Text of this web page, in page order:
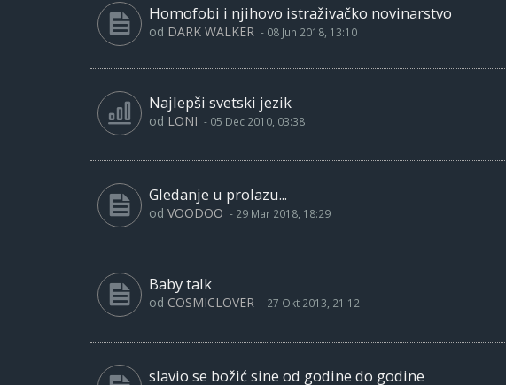
Homofobi i njihovo istraživačko novinarstvo
od DARK WALKER - 08 Jun 2018, 13:10
Najlepši svetski jezik
od LONI - 05 Dec 2010, 03:38
Gledanje u prolazu...
od VOODOO - 29 Mar 2018, 18:29
Baby talk
od COSMICLOVER - 27 Okt 2013, 21:12
slavio se božić sine od godine do godine